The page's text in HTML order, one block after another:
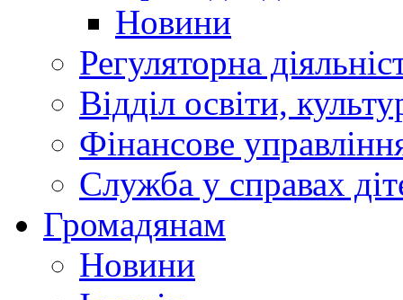
Новини
Регуляторна
Відділ освіти,
Фінансове
Служба у справах
Громадянам
Новини